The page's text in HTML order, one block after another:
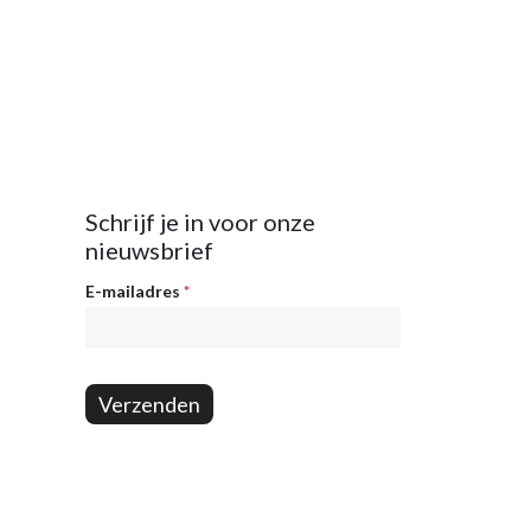
Schrijf je in voor onze
nieuwsbrief
Nieuwsbrief
E-mailadres *
Verzenden